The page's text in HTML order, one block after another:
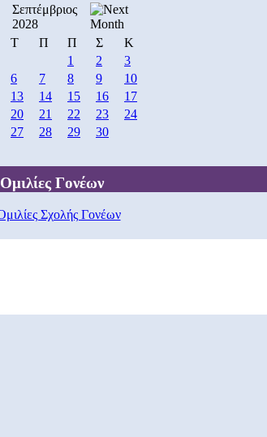
Σεπτέμβριος
2028
Τ Π Π Σ
Κ
1
2
3
6 7 8 9
10
13 14 15 16
17
20 21 22 23
24
27 28 29 30
Ομιλίες Γονέων